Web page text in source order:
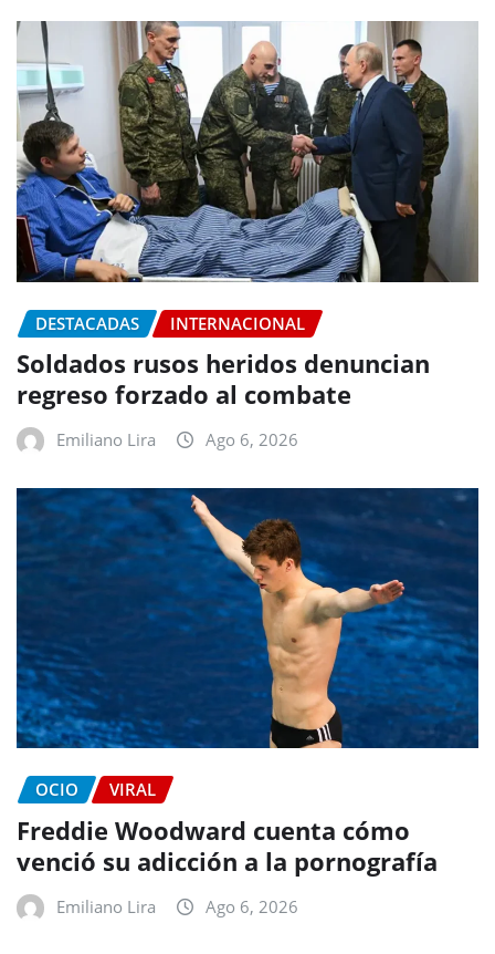
DESTACADAS INTERNACIONAL
Soldados rusos heridos denuncian
regreso forzado al combate
Emiliano Lira Ago 6, 2026
OCIO VIRAL
Freddie Woodward cuenta cómo
venció su adicción a la pornografía
Emiliano Lira Ago 6, 2026